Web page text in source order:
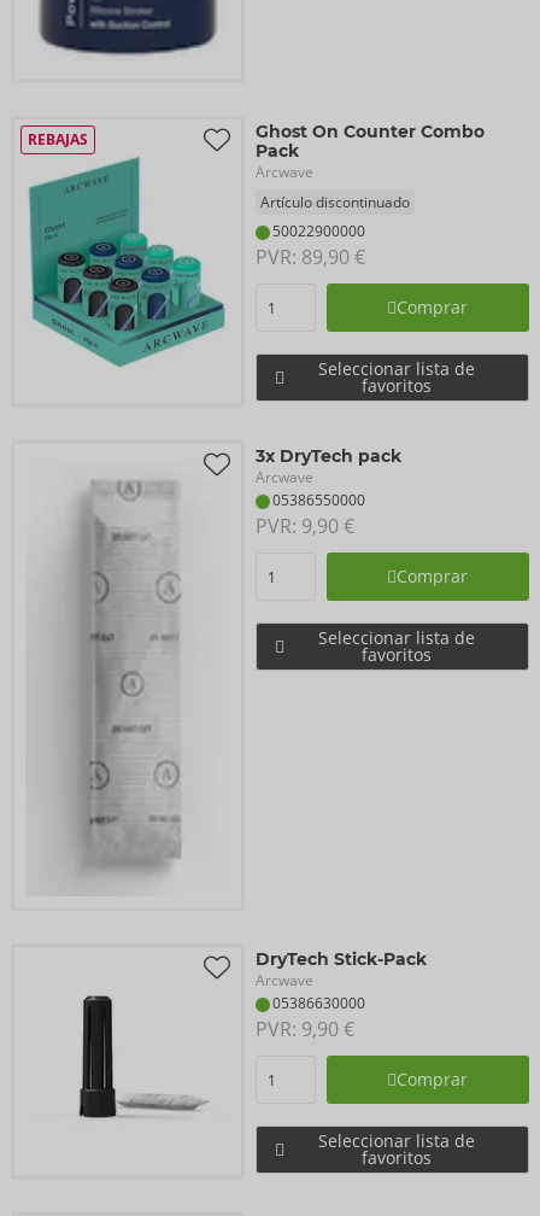
REBAJAS
Ghost On Counter Combo
Pack
Arcwave
Artículo discontinuado
50022900000
PVR: 89,90 €
Comprar
Seleccionar lista de
favoritos
3x DryTech pack
Arcwave
05386550000
PVR: 9,90 €
Comprar
Seleccionar lista de
favoritos
DryTech Stick-Pack
Arcwave
05386630000
PVR: 9,90 €
Comprar
Seleccionar lista de
favoritos